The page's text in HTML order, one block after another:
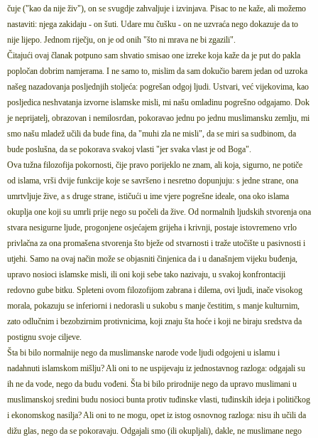
čuje ("kao da nije živ"), on se svugdje zahvaljuje i izvinjava. Pisac to ne kaže, ali možemo
nastaviti: njega zakidaju - on šuti. Udare mu čušku - on ne uzvraća nego dokazuje da to
nije lijepo. Jednom riječju, on je od onih "što ni mrava ne bi zgazili".
Čitajući ovaj članak potpuno sam shvatio smisao one izreke koja kaže da je put do pakla
popločan dobrim namjerama. I ne samo to, mislim da sam dokučio barem jedan od uzroka
našeg nazadovanja posljednjih stoljeća: pogrešan odgoj ljudi. Ustvari, već vijekovima, kao
posljedica neshvatanja izvorne islamske misli, mi našu omladinu pogrešno odgajamo. Dok
je neprijatelj, obrazovan i nemilosrdan, pokoravao jednu po jednu muslimansku zemlju, mi
smo našu mladež učili da bude fina, da "muhi zla ne misli", da se miri sa sudbinom, da
bude poslušna, da se pokorava svakoj vlasti "jer svaka vlast je od Boga".
Ova tužna filozofija pokornosti, čije pravo porijeklo ne znam, ali koja, sigurno, ne potiče
od islama, vrši dvije funkcije koje se savršeno i nesretno dopunjuju: s jedne strane, ona
umrtvljuje žive, a s druge strane, ističući u ime vjere pogrešne ideale, ona oko islama
okuplja one koji su umrli prije nego su počeli da žive. Od normalnih ljudskih stvorenja ona
stvara nesigurne ljude, progonjene osjećajem grijeha i krivnji, postaje istovremeno vrlo
privlačna za ona promašena stvorenja što bježe od stvarnosti i traže utočište u pasivnosti i
utjehi. Samo na ovaj način može se objasniti činjenica da i u današnjem vijeku buđenja,
upravo nosioci islamske misli, ili oni koji sebe tako nazivaju, u svakoj konfrontaciji
redovno gube bitku. Spleteni ovom filozofijom zabrana i dilema, ovi ljudi, inače visokog
morala, pokazuju se inferiorni i nedorasli u sukobu s manje čestitim, s manje kulturnim,
zato odlučnim i bezobzirnim protivnicima, koji znaju šta hoće i koji ne biraju sredstva da
postignu svoje ciljeve.
Šta bi bilo normalnije nego da muslimanske narode vode ljudi odgojeni u islamu i
nadahnuti islamskom mišlju? Ali oni to ne uspijevaju iz jednostavnog razloga: odgajali su
ih ne da vode, nego da budu vođeni. Šta bi bilo prirodnije nego da upravo muslimani u
muslimanskoj sredini budu nosioci bunta protiv tuđinske vlasti, tuđinskih ideja i političkog
i ekonomskog nasilja? Ali oni to ne mogu, opet iz istog osnovnog razloga: nisu ih učili da
dižu glas, nego da se pokoravaju. Odgajali smo (ili okupljali), dakle, ne muslimane nego